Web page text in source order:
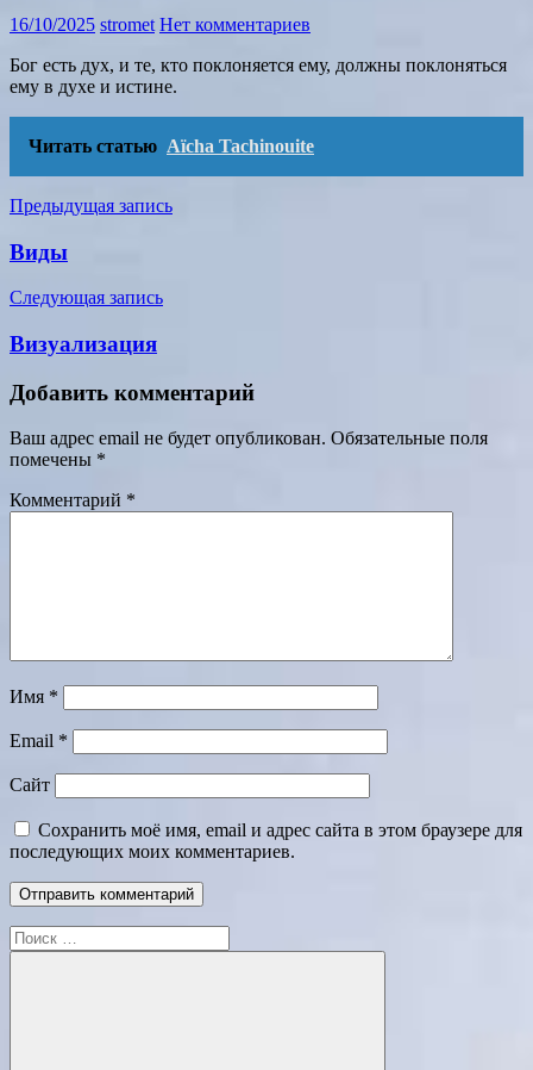
16/10/2025 stromet Нет комментариев
Бог есть дух, и те, кто поклоняется ему, должны поклоняться
ему в духе и истине.
Читать статью Aïcha Tachinouite
Навигация
по
записям
Предыдущая запись
Виды
Следующая запись
Визуализация
Добавить комментарий
Ваш адрес email не будет опубликован. Обязательные поля
помечены *
Комментарий *
Имя *
Email *
Сайт
Сохранить моё имя, email и адрес сайта в этом браузере для
последующих моих комментариев.
Поиск
для: